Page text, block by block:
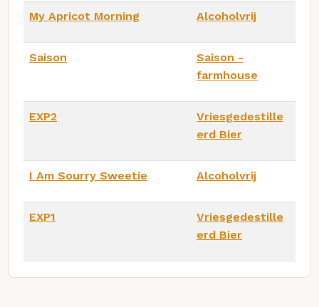
My Apricot Morning Alcoholvrij
Saison
Saison -
farmhouse
EXP2
Vriesgedestille
erd Bier
I Am Sourry Sweetie Alcoholvrij
EXP1
Vriesgedestille
erd Bier